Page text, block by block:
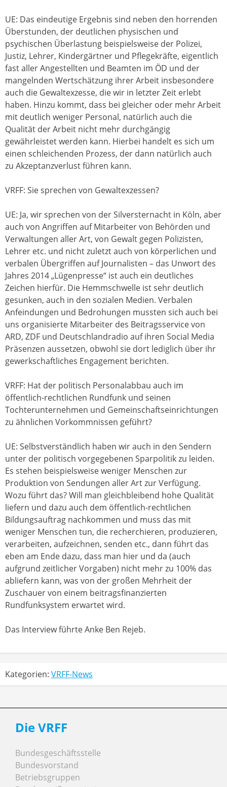
UE: Das eindeutige Ergebnis sind neben den horrenden
Überstunden, der deutlichen physischen und
psychischen Überlastung beispielsweise der Polizei,
Justiz, Lehrer, Kindergärtner und Pflegekräfte, eigentlich
fast aller Angestellten und Beamten im ÖD und der
mangelnden Wertschätzung ihrer Arbeit insbesondere
auch die Gewaltexzesse, die wir in letzter Zeit erlebt
haben. Hinzu kommt, dass bei gleicher oder mehr Arbeit
mit deutlich weniger Personal, natürlich auch die
Qualität der Arbeit nicht mehr durchgängig
gewährleistet werden kann. Hierbei handelt es sich um
einen schleichenden Prozess, der dann natürlich auch
zu Akzeptanzverlust führen kann.
VRFF: Sie sprechen von Gewaltexzessen?
UE: Ja, wir sprechen von der Silversternacht in Köln, aber
auch von Angriffen auf Mitarbeiter von Behörden und
Verwaltungen aller Art, von Gewalt gegen Polizisten,
Lehrer etc. und nicht zuletzt auch von körperlichen und
verbalen Übergriffen auf Journalisten – das Unwort des
Jahres 2014 „Lügenpresse“ ist auch ein deutliches
Zeichen hierfür. Die Hemmschwelle ist sehr deutlich
gesunken, auch in den sozialen Medien. Verbalen
Anfeindungen und Bedrohungen mussten sich auch bei
uns organisierte Mitarbeiter des Beitragsservice von
ARD, ZDF und Deutschlandradio auf ihren Social Media
Präsenzen aussetzen, obwohl sie dort lediglich über ihr
gewerkschaftliches Engagement berichten.
VRFF: Hat der politisch Personalabbau auch im
öffentlich-rechtlichen Rundfunk und seinen
Tochterunternehmen und Gemeinschaftseinrichtungen
zu ähnlichen Vorkommnissen geführt?
UE: Selbstverständlich haben wir auch in den Sendern
unter der politisch vorgegebenen Sparpolitik zu leiden.
Es stehen beispielsweise weniger Menschen zur
Produktion von Sendungen aller Art zur Verfügung.
Wozu führt das? Will man gleichbleibend hohe Qualität
liefern und dazu auch dem öffentlich-rechtlichen
Bildungsauftrag nachkommen und muss das mit
weniger Menschen tun, die recherchieren, produzieren,
verarbeiten, aufzeichnen, senden etc., dann führt das
eben am Ende dazu, dass man hier und da (auch
aufgrund zeitlicher Vorgaben) nicht mehr zu 100% das
abliefern kann, was von der großen Mehrheit der
Zuschauer von einem beitragsfinanzierten
Rundfunksystem erwartet wird.
Das Interview führte Anke Ben Rejeb.
Kategorien: VRFF-News
Die VRFF
Bundesgeschäftsstelle
Bundesvorstand
Betriebsgruppen